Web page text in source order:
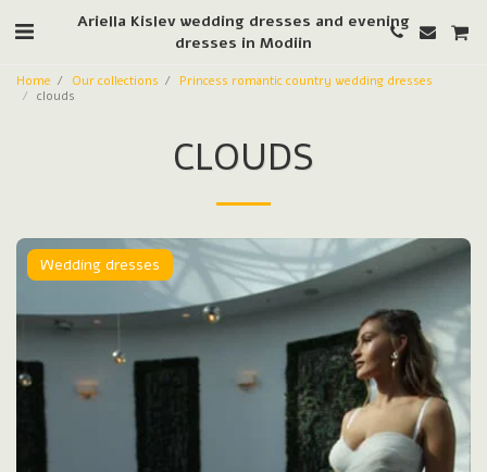
Ariella Kislev wedding dresses and evening
dresses in Modiin
Home Our collections
Princess romantic country wedding dresses
clouds
CLOUDS
Wedding dresses